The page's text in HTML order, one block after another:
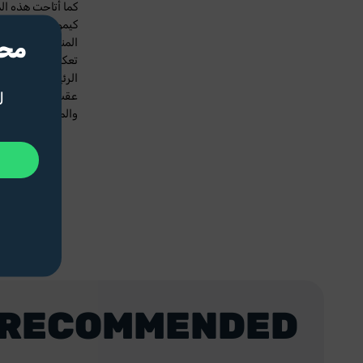
كيموروال،
المناقشات على
الرئيسية، مع دعم
والمشاركين